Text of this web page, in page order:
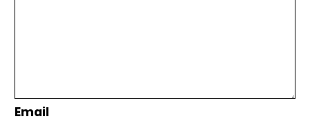
Email